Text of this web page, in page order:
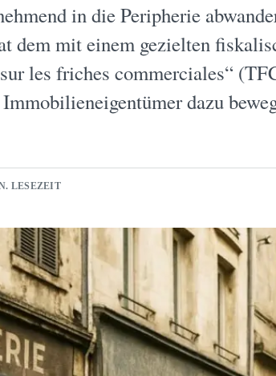
in die Peripherie
dem mit einem gezielten
les friches commerciales“
dazu
LESEZEIT